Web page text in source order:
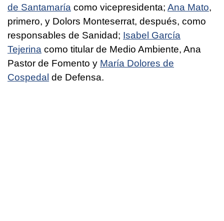
de Santamaría como vicepresidenta; Ana Mato,
primero, y Dolors Monteserrat, después, como
responsables de Sanidad; Isabel García
Tejerina como titular de Medio Ambiente, Ana
Pastor de Fomento y María Dolores de
Cospedal de Defensa.